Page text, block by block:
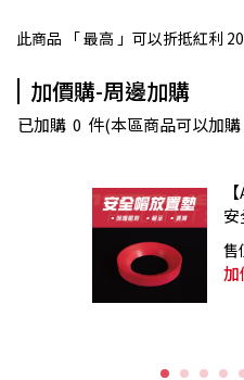
此商品 「 最高 」可以折抵紅利
加價購-周邊加購
已加購 0 件(本區商品可以加購
展
售
加